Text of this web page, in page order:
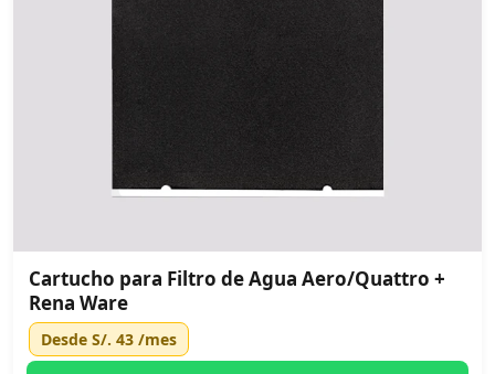
Cartucho para Filtro de Agua Aero/Quattro +
Rena Ware
Desde S/. 43 /mes